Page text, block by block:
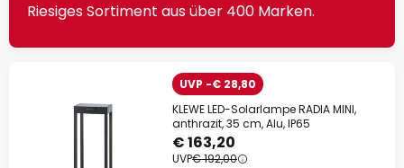
Riesiges Sortiment aus über 400 Marken.
UVP -€ 28,80
KLEWE LED-Solarlampe RADIA MINI,
anthrazit, 35 cm, Alu, IP65
€ 163,20
UVP€ 192,00